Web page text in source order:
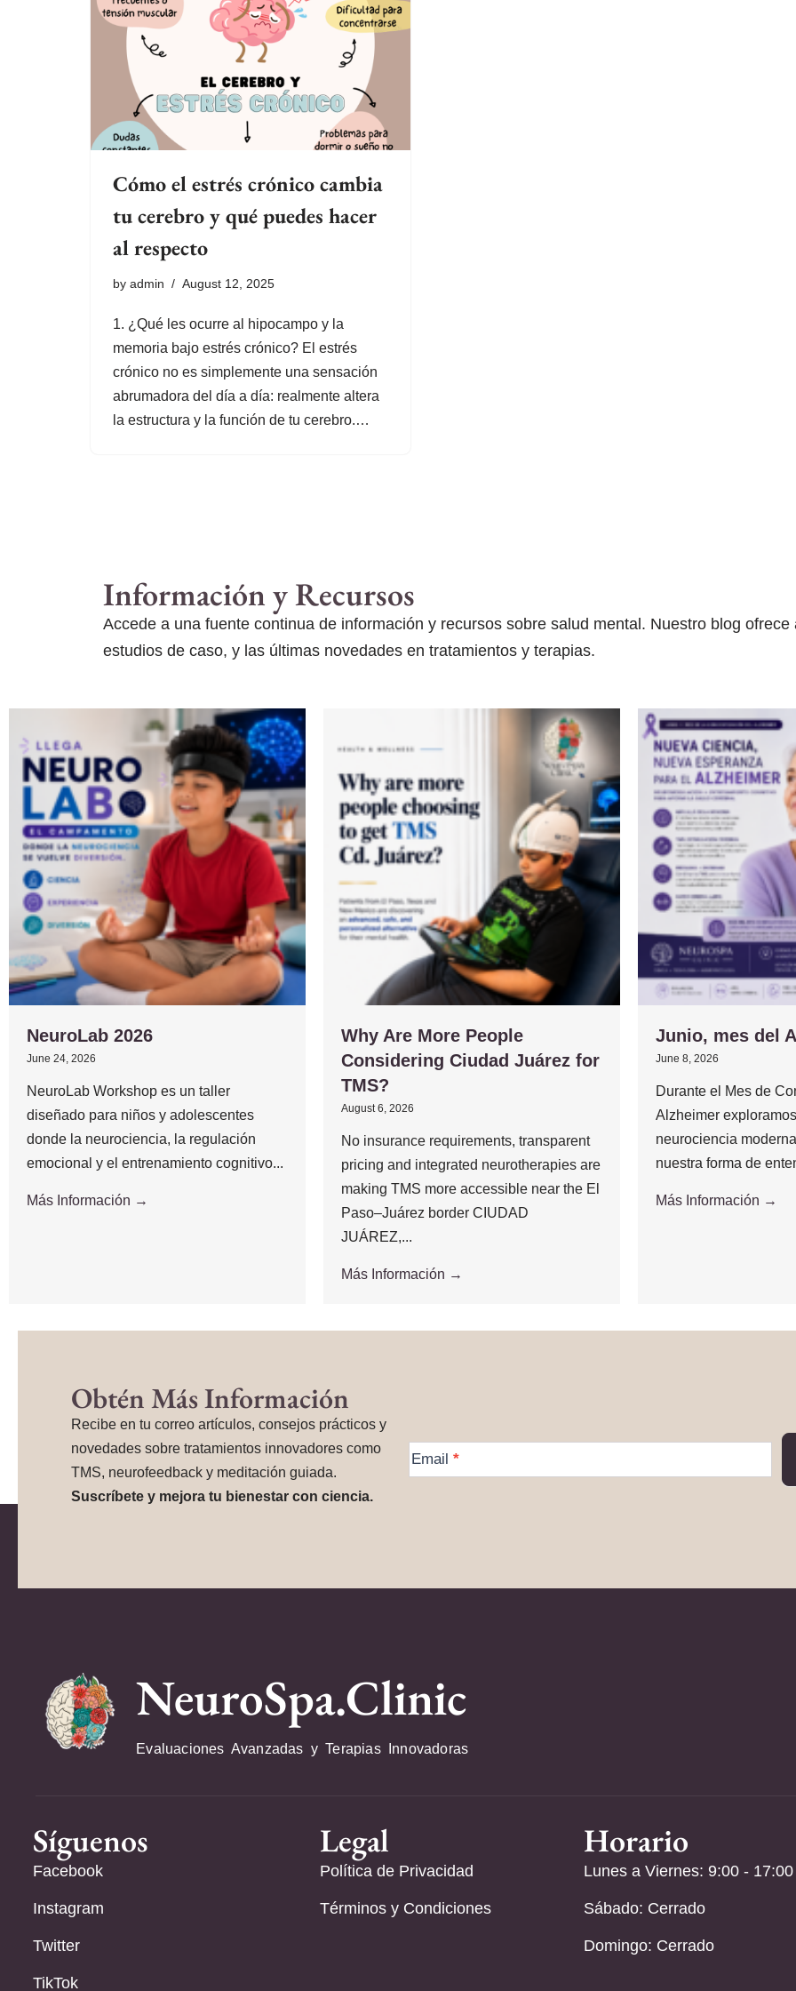
Cómo el estrés crónico cambia
tu cerebro y qué puedes hacer
al respecto
by admin August 12, 2025
1. ¿Qué les ocurre al hipocampo y la
memoria bajo estrés crónico? El estrés
crónico no es simplemente una sensación
abrumadora del día a día: realmente altera
la estructura y la función de tu cerebro.…
Información y Recursos
Accede a una fuente continua de información y recursos sobre salud mental. Nuestro blog
estudios de caso, y las últimas novedades en tratamientos y terapias.
NeuroLab 2026
June 24, 2026
NeuroLab Workshop es un taller
diseñado para niños y adolescentes
donde la neurociencia, la regulación
emocional y el entrenamiento cognitivo...
Más Información →
Why Are More People
Considering Ciudad Juárez for
TMS?
August 6, 2026
No insurance requirements, transparent
pricing and integrated neurotherapies are
making TMS more accessible near the El
Paso–Juárez border CIUDAD
JUÁREZ,...
Más Información →
Junio, mes del
June 8, 2026
Durante el Mes de
Alzheimer
neurociencia
nuestra forma de
Más Información →
Obtén Más Información
Recibe en tu correo artículos, consejos prácticos y
novedades sobre tratamientos innovadores como
TMS, neurofeedback y meditación guiada.
Suscríbete y mejora tu bienestar con ciencia.
Information
Email*
NeuroSpa.Clinic
Evaluaciones Avanzadas y Terapias Innovadoras
Síguenos
Facebook
Instagram
Twitter
TikTok
Legal
Política de Privacidad
Términos y Condiciones
Horario
Lunes a Viernes: 9:00 - 17:00
Sábado: Cerrado
Domingo: Cerrado